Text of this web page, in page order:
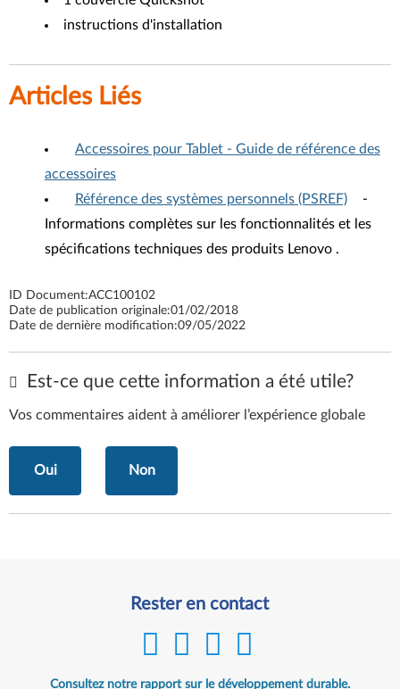
instructions d'installation
Articles Liés
Accessoires pour Tablet - Guide de référence des
accessoires
Référence des systèmes personnels (PSREF)
-
Informations complètes sur les fonctionnalités et les
spécifications techniques des produits Lenovo .
ID Document:ACC100102
Date de publication originale:01/02/2018
Date de dernière modification:09/05/2022
Est-ce que cette information a été utile?
Vos commentaires aident à améliorer l’expérience globale
Oui Non
Rester en contact
Consultez notre rapport sur le développement durable.